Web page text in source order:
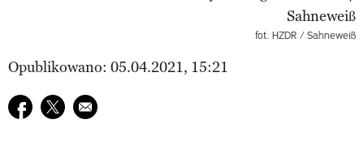
fot. HZDR / Sahneweiß
Opublikowano: 05.04.2021, 15:21
Udostępnij na facebook
Udostępnij na twitter
E-mail do przyjaciela